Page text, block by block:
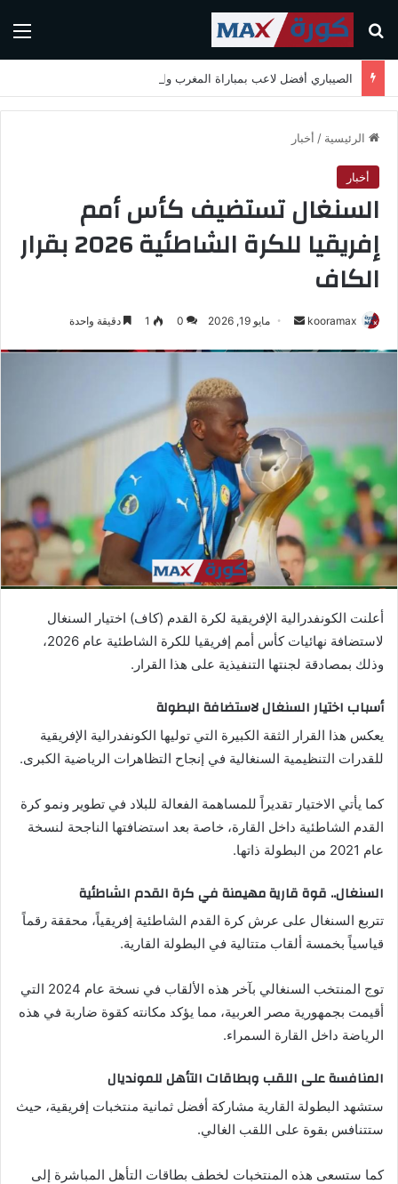
بحث عن
الرئيسية / أخبار
أخبار
السنغال تستضيف كأس أمم
إفريقيا للكرة الشاطئية 2026 بقرار
الكاف
kooramax
ر
د
ا
إ
ل
ك
ت
و
ن
ي
مايو 19, 2026 0
1 دقيقة واحدة
أعلنت الكونفدرالية الإفريقية لكرة القدم (كاف) اختيار السنغال
لاستضافة نهائيات كأس أمم إفريقيا للكرة الشاطئية عام 2026،
وذلك بمصادقة لجنتها التنفيذية على هذا القرار.
أسباب اختيار السنغال لاستضافة البطولة
يعكس هذا القرار الثقة الكبيرة التي توليها الكونفدرالية الإفريقية
للقدرات التنظيمية السنغالية في إنجاح التظاهرات الرياضية الكبرى.
كما يأتي الاختيار تقديراً للمساهمة الفعالة للبلاد في تطوير ونمو كرة
القدم الشاطئية داخل القارة، خاصة بعد استضافتها الناجحة لنسخة
عام 2021 من البطولة ذاتها.
السنغال.. قوة قارية مهيمنة في كرة القدم الشاطئية
تتربع السنغال على عرش كرة القدم الشاطئية إفريقياً، محققة رقماً
قياسياً بخمسة ألقاب متتالية في البطولة القارية.
توج المنتخب السنغالي بآخر هذه الألقاب في نسخة عام 2024 التي
أقيمت بجمهورية مصر العربية، مما يؤكد مكانته كقوة ضاربة في هذه
الرياضة داخل القارة السمراء.
المنافسة على اللقب وبطاقات التأهل للمونديال
ستشهد البطولة القارية مشاركة أفضل ثمانية منتخبات إفريقية، حيث
ستتنافس بقوة على اللقب الغالي.
كما ستسعى هذه المنتخبات لخطف بطاقات التأهل المباشرة إلى